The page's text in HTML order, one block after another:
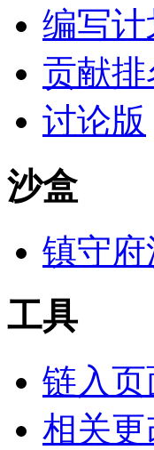
编写计
贡献排
讨论版
沙盒
镇守府
工具
链入页
相关更